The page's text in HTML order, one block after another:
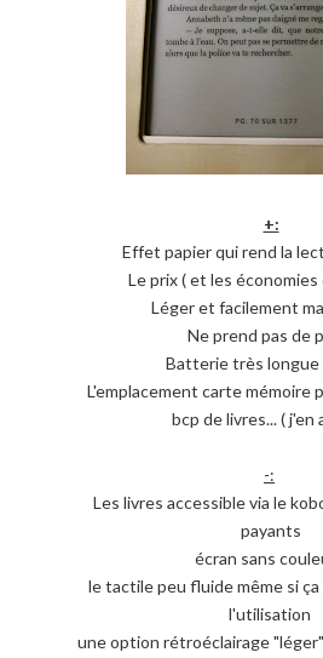
+:
Effet papier qui rend la
Le prix ( et les
Léger et facilement
Ne prend pas de
Batterie très longue
L'emplacement carte mémoire
bcp de livres... ( j'en
-:
Les livres accessible via le
payants
écran sans
le tactile peu fluide même si
l'utilisation
une option rétroéclairage